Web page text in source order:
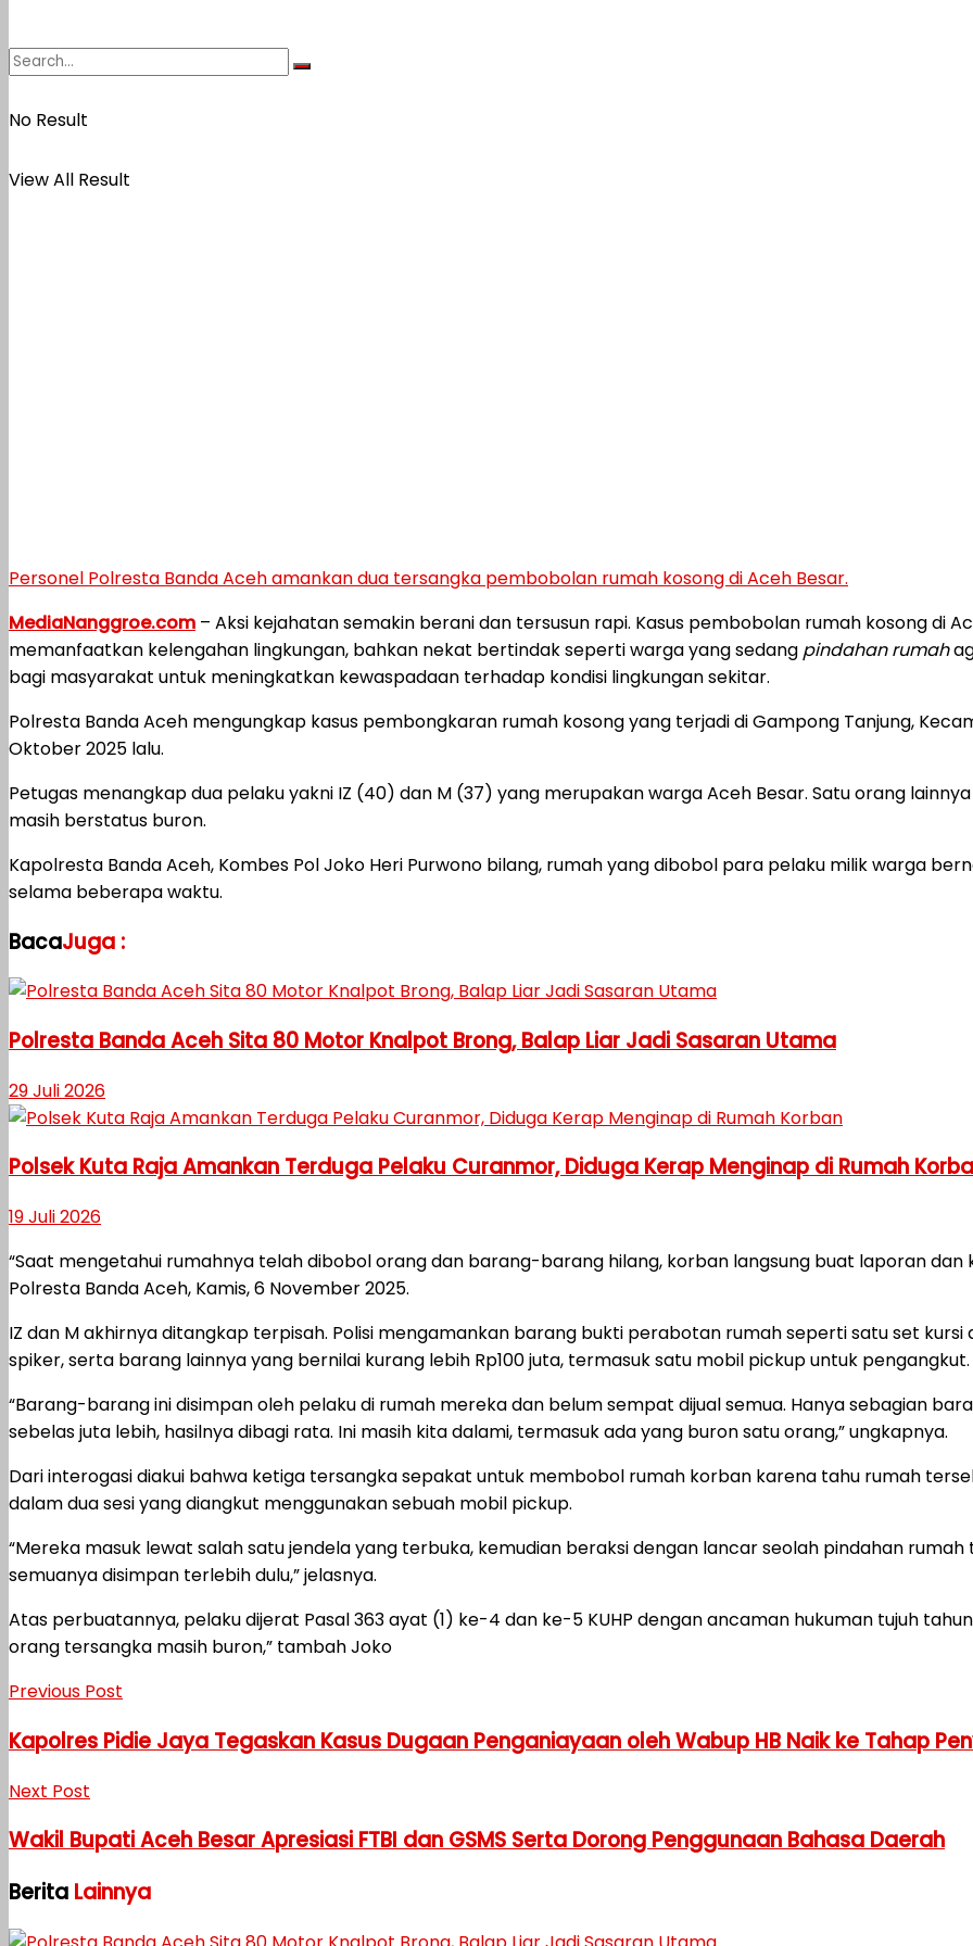
No Result
View All Result
Personel Polresta Banda Aceh amankan dua tersangka pembobolan rumah kosong di Aceh Besar.
MediaNanggroe.com – Aksi kejahatan semakin berani dan tersusun rapi. Kasus pembobolan rumah kosong di
memanfaatkan kelengahan lingkungan, bahkan nekat bertindak seperti warga yang sedang pindahan rumah
bagi masyarakat untuk meningkatkan kewaspadaan terhadap kondisi lingkungan sekitar.
Polresta Banda Aceh mengungkap kasus pembongkaran rumah kosong yang terjadi di Gampong Tanjung,
Oktober 2025 lalu.
Petugas menangkap dua pelaku yakni IZ (40) dan M (37) yang merupakan warga Aceh Besar. Satu orang
masih berstatus buron.
Kapolresta Banda Aceh, Kombes Pol Joko Heri Purwono bilang, rumah yang dibobol para pelaku milik warga
selama beberapa waktu.
BacaJuga :
Polresta Banda Aceh Sita 80 Motor Knalpot Brong, Balap Liar Jadi Sasaran Utama
29 Juli 2026
Polsek Kuta Raja Amankan Terduga Pelaku Curanmor, Diduga Kerap Menginap di Rumah
19 Juli 2026
“Saat mengetahui rumahnya telah dibobol orang dan barang-barang hilang, korban langsung buat laporan dan
Polresta Banda Aceh, Kamis, 6 November 2025.
IZ dan M akhirnya ditangkap terpisah. Polisi mengamankan barang bukti perabotan rumah seperti satu set
spiker, serta barang lainnya yang bernilai kurang lebih Rp100 juta, termasuk satu mobil pickup untuk pengangkut.
“Barang-barang ini disimpan oleh pelaku di rumah mereka dan belum sempat dijual semua. Hanya sebagian
sebelas juta lebih, hasilnya dibagi rata. Ini masih kita dalami, termasuk ada yang buron satu orang,” ungkapnya.
Dari interogasi diakui bahwa ketiga tersangka sepakat untuk membobol rumah korban karena tahu rumah
dalam dua sesi yang diangkut menggunakan sebuah mobil pickup.
“Mereka masuk lewat salah satu jendela yang terbuka, kemudian beraksi dengan lancar seolah pindahan
semuanya disimpan terlebih dulu,” jelasnya.
Atas perbuatannya, pelaku dijerat Pasal 363 ayat (1) ke-4 dan ke-5 KUHP dengan ancaman hukuman tujuh
orang tersangka masih buron,” tambah Joko
Previous Post
Kapolres Pidie Jaya Tegaskan Kasus Dugaan Penganiayaan oleh Wabup HB Naik ke Tahap
Next Post
Wakil Bupati Aceh Besar Apresiasi FTBI dan GSMS Serta Dorong Penggunaan Bahasa Daerah
Berita Lainnya